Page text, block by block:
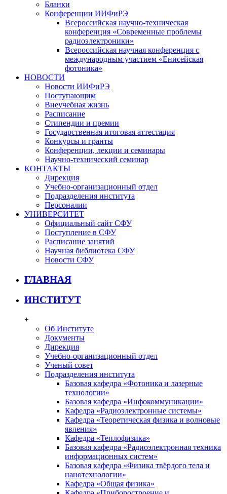
Бланки
Конференции ИИФиРЭ
Всероссийская научно-техническая
конференция «Современные проблемы
радиоэлектроники»
Всероссийская научная конференция с
международным участием «Енисейская
фотоника»
НОВОСТИ
Новости ИИФиРЭ
Поступающим
Внеучебная жизнь
Расписание
Стипендии и премии
Государственная итоговая аттестация
Конкурсы и гранты
Конференции, лекции и семинары
Научно-технический семинар
КОНТАКТЫ
Дирекция
Учебно-организационный отдел
Подразделения института
Персоналии
УНИВЕРСИТЕТ
Официальный сайт СФУ
Поступление в СФУ
Расписание занятий
Научная библиотека СФУ
Новости СФУ
ГЛАВНАЯ
ИНСТИТУТ
+
Об Институте
Документы
Дирекция
Учебно-организационный отдел
Ученый совет
Подразделения института
Базовая кафедра «Фотоника и лазерные
технологии»
Базовая кафедра «Инфокоммуникации»
Кафедра «Радиоэлектронные системы»
Кафедра «Теоретическая физика и волновые
явления»
Кафедра «Теплофизика»
Базовая кафедра «Радиоэлектронная техника
информационных систем»
Базовая кафедра «Физика твёрдого тела и
нанотехнологии»
Кафедра «Общая физика»